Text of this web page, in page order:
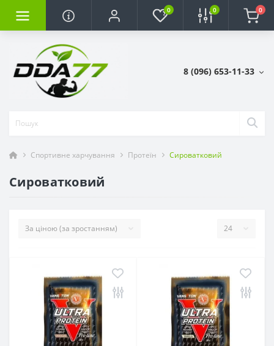
0 0 0
8 (096) 653-11-33
Спортивне харчування Протеїн Сироватковий
Сироватковий